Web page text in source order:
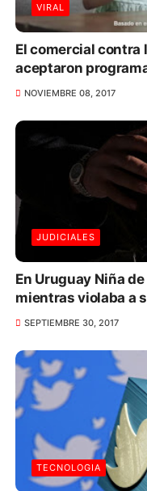
VIRAL
El comercial contra
aceptaron
NOVIEMBRE 08, 2017
JUDICIALES
En Uruguay Niña
mientras violaba a
SEPTIEMBRE 30, 2017
TECNOLOGIA